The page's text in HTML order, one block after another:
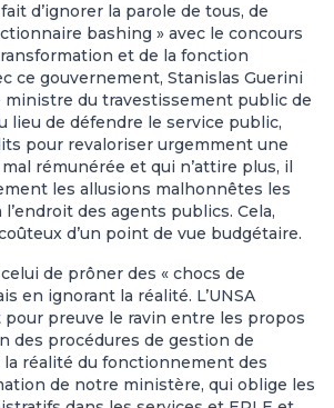
d’ignorer la parole de tous, de
bashing » avec le concours
et de la fonction
ce gouvernement, Stanislas Guerini
ministre du travestissement public de
lieu de défendre le service public,
pour revaloriser urgemment une
rémunérée et qui n’attire plus, il
les allusions malhonnêtes les
des agents publics. Cela,
d’un point de vue budgétaire.
de prôner des « chocs de
en ignorant la réalité. L’UNSA
pour preuve le ravin entre les propos
des procédures de gestion de
la réalité du fonctionnement des
de notre ministère, qui oblige les